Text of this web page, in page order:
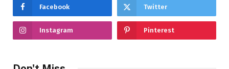
Facebook Twitter
Instagram Pinterest